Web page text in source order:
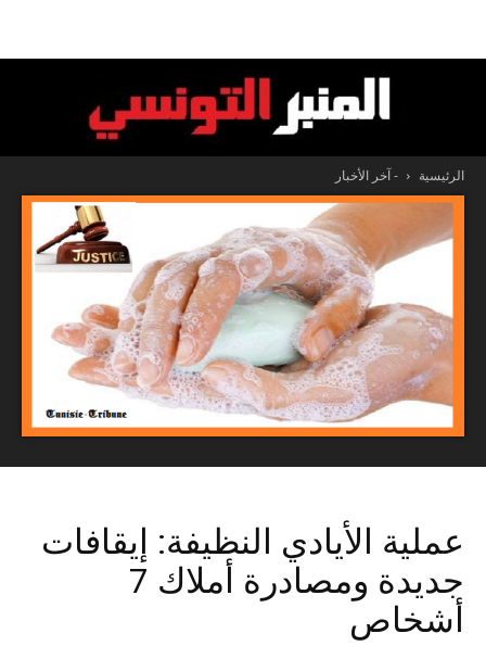
المنبر
التونسي
الرئيسية - آخر الأخبار
عملية الأيادي النظيفة: إيقافات
جديدة ومصادرة أملاك 7
أشخاص